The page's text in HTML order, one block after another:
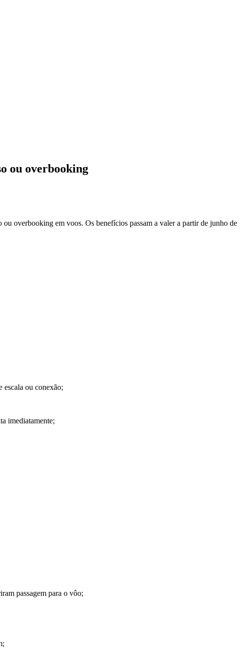
ou overbooking
overbooking em voos. Os benefícios passam a valer a partir de junho de
escala ou conexão;
imediatamente;
passagem para o vôo;